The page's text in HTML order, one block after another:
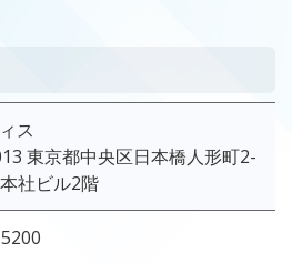
ス
東京都中央区日本橋人形町2-
社ビル2階